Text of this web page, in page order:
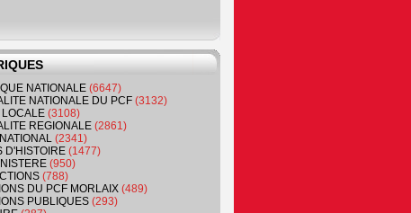
NATIONALE (6647)
NATIONALE DU PCF (3132)
LOCALE (3108)
REGIONALE (2861)
(2341)
D'HISTOIRE (1477)
(950)
(788)
DU PCF MORLAIX (489)
PUBLIQUES (293)